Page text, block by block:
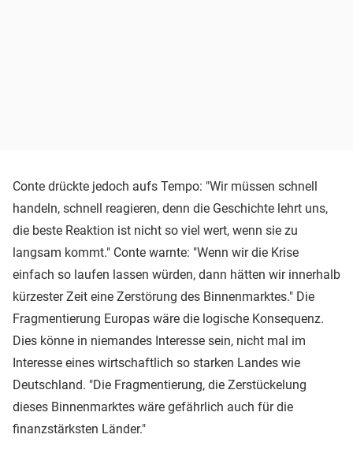
Conte drückte jedoch aufs Tempo: "Wir müssen schnell
handeln, schnell reagieren, denn die Geschichte lehrt uns,
die beste Reaktion ist nicht so viel wert, wenn sie zu
langsam kommt." Conte warnte: "Wenn wir die Krise
einfach so laufen lassen würden, dann hätten wir innerhalb
kürzester Zeit eine Zerstörung des Binnenmarktes." Die
Fragmentierung Europas wäre die logische Konsequenz.
Dies könne in niemandes Interesse sein, nicht mal im
Interesse eines wirtschaftlich so starken Landes wie
Deutschland. "Die Fragmentierung, die Zerstückelung
dieses Binnenmarktes wäre gefährlich auch für die
finanzstärksten Länder."